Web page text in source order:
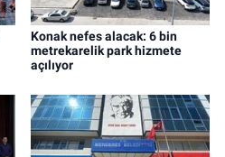
Konak nefes alacak: 6 bin
metrekarelik park hizmete
açılıyor